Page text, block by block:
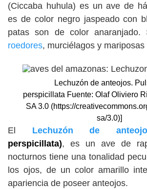
(Ciccaba huhula) es un ave de
es de color negro jaspeado con
patas son de color anaranjado.
roedores, murciélagos y mariposas
Lechuzón de anteojos.
perspicillata Fuente: Olaf Oliviero
SA 3.0 (https://
sa/3.0)]
El Lechuzón de
perspicillata), es un ave de
nocturnos tiene una tonalidad
los ojos, de un color amarillo
apariencia de poseer anteojos.